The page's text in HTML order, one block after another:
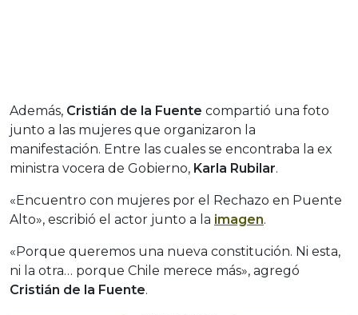
Además, Cristián de la Fuente compartió una foto
junto a las mujeres que organizaron la
manifestación. Entre las cuales se encontraba la ex
ministra vocera de Gobierno, Karla Rubilar.
«Encuentro con mujeres por el Rechazo en Puente
Alto», escribió el actor junto a la imagen.
«Porque queremos una nueva constitución. Ni esta,
ni la otra… porque Chile merece más», agregó
Cristián de la Fuente.